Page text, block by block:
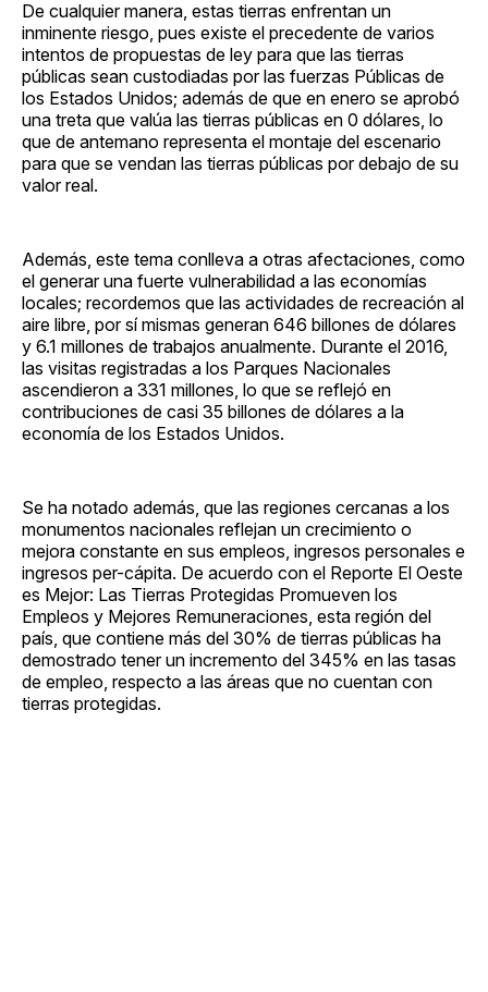
De cualquier manera, estas tierras enfrentan un
inminente riesgo, pues existe el precedente de varios
intentos de propuestas de ley para que las tierras
públicas sean custodiadas por las fuerzas Públicas de
los Estados Unidos; además de que en enero se aprobó
una treta que valúa las tierras públicas en 0 dólares, lo
que de antemano representa el montaje del escenario
para que se vendan las tierras públicas por debajo de su
valor real.
Además, este tema conlleva a otras afectaciones, como
el generar una fuerte vulnerabilidad a las economías
locales; recordemos que las actividades de recreación al
aire libre, por sí mismas generan 646 billones de dólares
y 6.1 millones de trabajos anualmente. Durante el 2016,
las visitas registradas a los Parques Nacionales
ascendieron a 331 millones, lo que se reflejó en
contribuciones de casi 35 billones de dólares a la
economía de los Estados Unidos.
Se ha notado además, que las regiones cercanas a los
monumentos nacionales reflejan un crecimiento o
mejora constante en sus empleos, ingresos personales e
ingresos per-cápita. De acuerdo con el Reporte El Oeste
es Mejor: Las Tierras Protegidas Promueven los
Empleos y Mejores Remuneraciones, esta región del
país, que contiene más del 30% de tierras públicas ha
demostrado tener un incremento del 345% en las tasas
de empleo, respecto a las áreas que no cuentan con
tierras protegidas.